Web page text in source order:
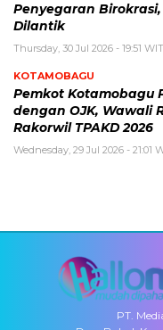
Penyegaran
Dilantik
Thursday, 30 Jul 2026 - 19:51
KOTAMOBAGU
Pemkot Kotamobagu
dengan OJK, Wawali
Rakorwil TPAKD 2026
Wednesday, 29 Jul 2026 - 21:01
PT.